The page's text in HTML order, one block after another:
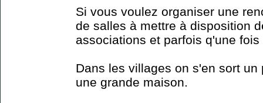
Si vous voulez organiser une
de salles à mettre à disposition
associations et parfois q'une fois
Dans les villages on s'en sort
une grande maison.